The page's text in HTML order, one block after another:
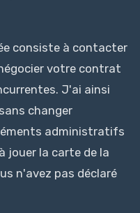
consiste à contacter
votre contrat
J'ai ainsi
changer
administratifs
jouer la carte de la
n'avez pas déclaré